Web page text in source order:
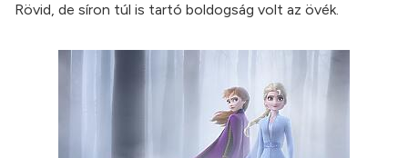
Rövid, de síron túl is tartó boldogság volt az övék.